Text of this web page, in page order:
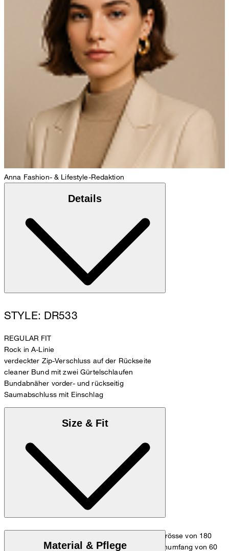
Anna Fashion- & Lifestyle-Redaktion
Details
STYLE: DR533
REGULAR FIT
Rock in A-Linie
verdeckter Zip-Verschluss auf der Rückseite
cleaner Bund mit zwei Gürtelschlaufen
Bundabnäher vorder- und rückseitig
Saumabschluss mit Einschlag
Size & Fit
Das Model trägt die Grösse 36 bei einer Körpergrösse von 180
cm, einem Brustumfang von 83 cm, einem Taillenumfang von 60
Material & Pflege